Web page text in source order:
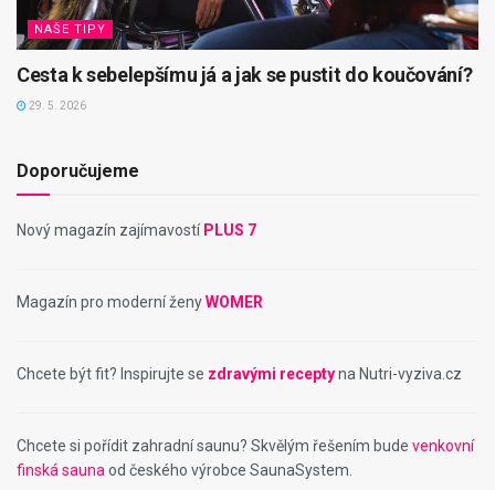
NAŠE TIPY
Cesta k sebelepšímu já a jak se pustit do koučování?
29. 5. 2026
Doporučujeme
Nový magazín zajímavostí PLUS 7
Magazín pro moderní ženyWOMER
Chcete být fit? Inspirujte se zdravými receptyna Nutri-vyziva.cz
Chcete si pořídit zahradní saunu? Skvělým řešením bude venkovní
finská sauna od českého výrobce SaunaSystem.